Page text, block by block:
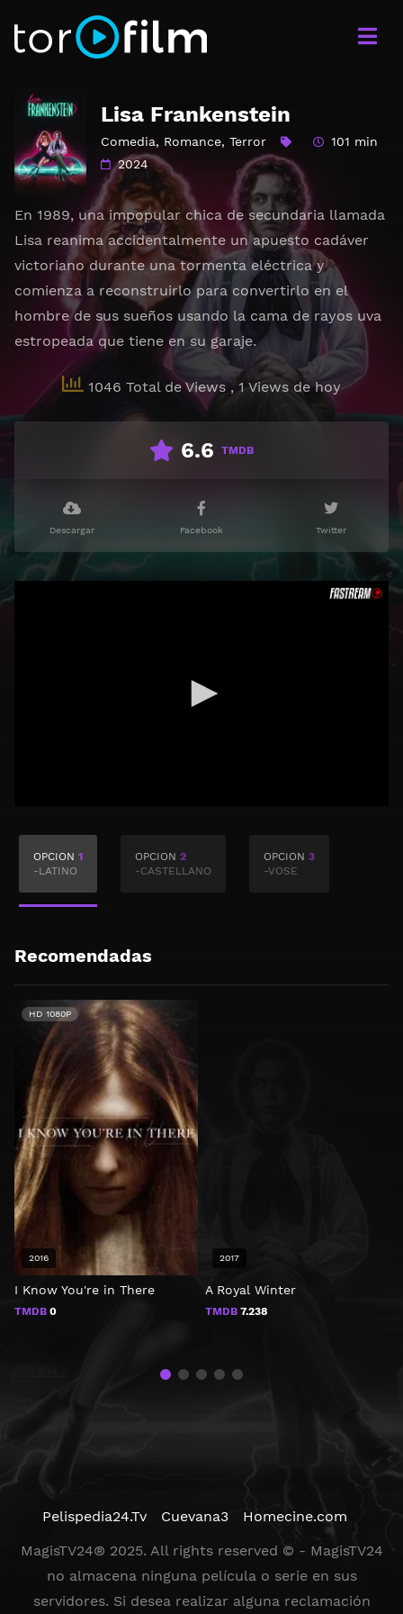
Lisa Frankenstein
Comedia, Romance, Terror
101 min
2024
En 1989, una impopular chica de secundaria llamada
Lisa reanima accidentalmente un apuesto cadáver
victoriano durante una tormenta eléctrica y
comienza a reconstruirlo para convertirlo en el
hombre de sus sueños usando la cama de rayos uva
estropeada que tiene en su garaje.
1046 Total de Views, 1 Views de hoy
6.6 TMDB
Descargar Facebook Twitter
OPCION 1
-LATINO
OPCION 2
-CASTELLANO
OPCION 3
-VOSE
Recomendadas
I Know You're in There
TMDB 0
HD 1080P
2016
A Royal Winter
TMDB 7.238
2017
Pelispedia24.Tv Cuevana3
Homecine.com
MagisTV24® 2025. All rights reserved © - MagisTV24
no almacena ninguna película o serie en sus
servidores. Si desea realizar alguna reclamación